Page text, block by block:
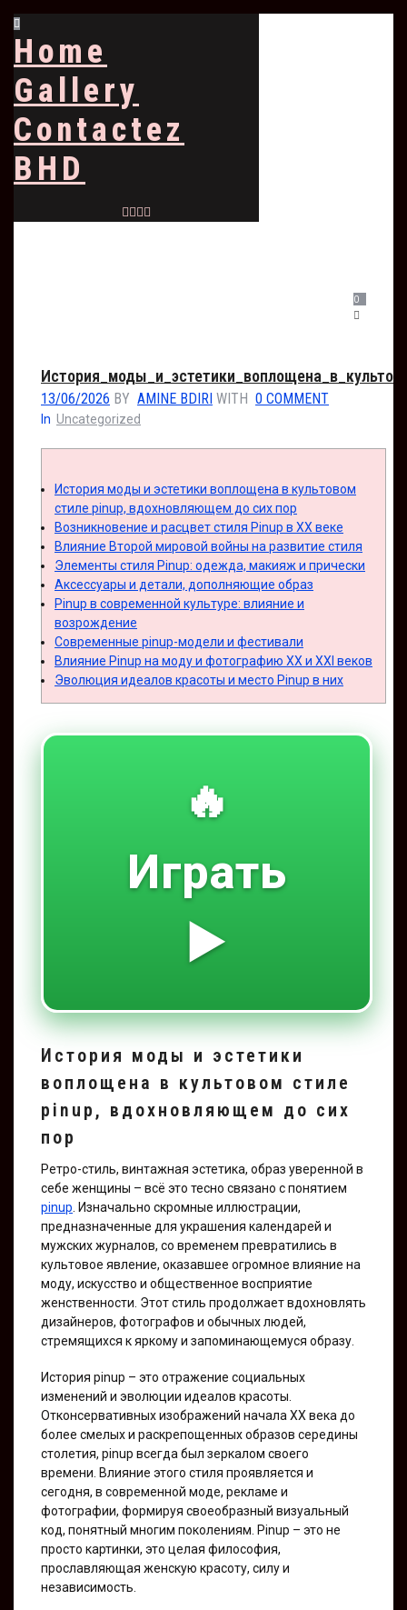
Home
Gallery
Contactez
BHD
0
История_моды_и_эстетики_воплощена_в_культов
13/06/2026 BY AMINE BDIRI WITH 0 COMMENT
In Uncategorized
История моды и эстетики воплощена в культовом
стиле pinup, вдохновляющем до сих пор
Возникновение и расцвет стиля Pinup в XX веке
Влияние Второй мировой войны на развитие стиля
Элементы стиля Pinup: одежда, макияж и прически
Аксессуары и детали, дополняющие образ
Pinup в современной культуре: влияние и
возрождение
Современные pinup-модели и фестивали
Влияние Pinup на моду и фотографию XX и XXI веков
Эволюция идеалов красоты и место Pinup в них
🔥
Играть
▶️
История моды и эстетики
воплощена в культовом стиле
pinup, вдохновляющем до сих
пор
Ретро-стиль, винтажная эстетика, образ уверенной в
себе женщины – всё это тесно связано с понятием
pinup . Изначально скромные иллюстрации,
предназначенные для украшения календарей и
мужских журналов, со временем превратились в
культовое явление, оказавшее огромное влияние на
моду, искусство и общественное восприятие
женственности. Этот стиль продолжает вдохновлять
дизайнеров, фотографов и обычных людей,
стремящихся к яркому и запоминающемуся образу.
История pinup – это отражение социальных
изменений и эволюции идеалов красоты.
Отконсервативных изображений начала XX века до
более смелых и раскрепощенных образов середины
столетия, pinup всегда был зеркалом своего
времени. Влияние этого стиля проявляется и
сегодня, в современной моде, рекламе и
фотографии, формируя своеобразный визуальный
код, понятный многим поколениям. Pinup – это не
просто картинки, это целая философия,
прославляющая женскую красоту, силу и
независимость.